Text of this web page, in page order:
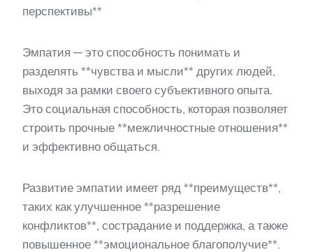
перспективы**
Эмпатия — это способность понимать и
разделять **чувства и мысли** других людей,
выходя за рамки своего субъективного опыта.
Это социальная способность, которая позволяет
строить прочные **межличностные отношения**
и эффективно общаться.
Развитие эмпатии имеет ряд **преимуществ**,
таких как улучшенное **разрешение
конфликтов**, сострадание и поддержка, а также
повышенное **эмоциональное благополучие**.